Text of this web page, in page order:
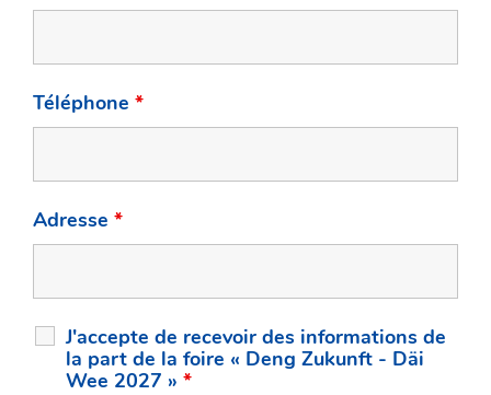
Téléphone *
Adresse *
J'accepte de recevoir des informations de
la part de la foire « Deng Zukunft - Däi
Wee 2027 » *